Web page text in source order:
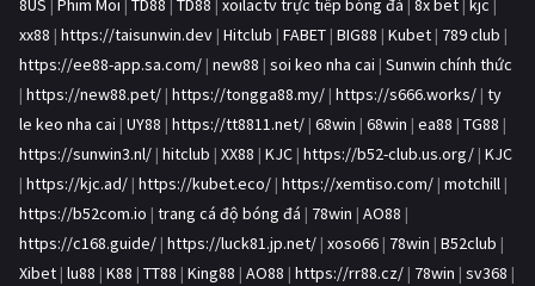
8US | Phim Moi | TD88 | TD88 | xoilactv trực tiếp bóng đá | 8x bet | kjc |
xx88 | https://taisunwin.dev | Hitclub | FABET | BIG88 | Kubet | 789 club |
https://ee88-app.sa.com/ | new88 | soi keo nha cai | Sunwin chính thức
| https://new88.pet/ | https://tongga88.my/ | https://s666.works/ | ty
le keo nha cai | UY88 | https://tt8811.net/ | 68win | 68win | ea88 | TG88 |
https://sunwin3.nl/ | hitclub | XX88 | KJC | https://b52-club.us.org/ | KJC
| https://kjc.ad/ | https://kubet.eco/ | https://xemtiso.com/ | motchill |
https://b52com.io | trang cá độ bóng đá | 78win | AO88 |
https://c168.guide/ | https://luck81.jp.net/ | xoso66 | 78win | B52club |
Xibet | lu88 | K88 | TT88 | King88 | AO88 | https://rr88.cz/ | 78win | sv368 |